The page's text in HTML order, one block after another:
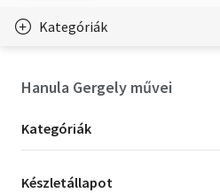
Kategóriák
Hobbi, szabadidő
Hanula Gergely művei
Kategória
szűrés
Kategóriák
Készletállapot
Készletállapot